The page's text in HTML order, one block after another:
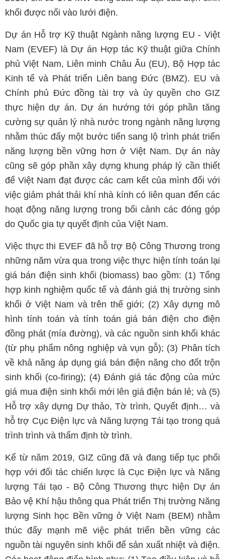
khối được nối vào lưới điện.
Dự án Hỗ trợ Kỹ thuật Ngành năng lượng EU - Việt
Nam (EVEF) là Dự án Hợp tác Kỹ thuật giữa Chính
phủ Việt Nam, Liên minh Châu Âu (EU), Bộ Hợp tác
Kinh tế và Phát triển Liên bang Đức (BMZ). EU và
Chính phủ Đức đồng tài trợ và ủy quyền cho GIZ
thực hiện dự án. Dự án hướng tới góp phần tăng
cường sự quản lý nhà nước trong ngành năng lượng
nhằm thúc đẩy một bước tiến sang lộ trình phát triển
năng lượng bền vững hơn ở Việt Nam. Dự án này
cũng sẽ góp phần xây dựng khung pháp lý cần thiết
để Việt Nam đạt được các cam kết của mình đối với
việc giảm phát thải khí nhà kính có liên quan đến các
hoạt động năng lượng trong bối cảnh các đóng góp
do Quốc gia tự quyết định của Việt Nam.
Việc thực thi EVEF đã hỗ trợ Bộ Công Thương trong
những năm vừa qua trong việc thực hiện tính toán lại
giá bán điện sinh khối (biomass) bao gồm: (1) Tổng
hợp kinh nghiệm quốc tế và đánh giá thị trường sinh
khối ở Việt Nam và trên thế giới; (2) Xây dựng mô
hình tính toán và tính toán giá bán điện cho điện
đồng phát (mía đường), và các nguồn sinh khối khác
(từ phụ phẩm nông nghiệp và vụn gỗ); (3) Phân tích
về khả năng áp dụng giá bán điện năng cho đốt trộn
sinh khối (co-firing); (4) Đánh giá tác động của mức
giá mua điện sinh khối mới lên giá điện bán lẻ; và (5)
Hỗ trợ xây dựng Dự thảo, Tờ trình, Quyết định… và
hỗ trợ Cục Điện lực và Năng lượng Tái tạo trong quá
trình trình và thẩm định tờ trình.
Kể từ năm 2019, GIZ cũng đã và đang tiếp tục phối
hợp với đối tác chiến lược là Cục Điện lực và Năng
lượng Tái tạo - Bộ Công Thương thực hiện Dự án
Bảo vệ Khí hậu thông qua Phát triển Thị trường Năng
lượng Sinh học Bền vững ở Việt Nam (BEM) nhằm
thúc đẩy mạnh mẽ việc phát triển bền vững các
nguồn tài nguyên sinh khối để sản xuất nhiệt và điện.